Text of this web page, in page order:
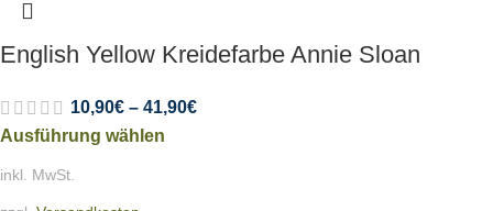
English Yellow Kreidefarbe Annie Sloan
10,90€ – 41,90€
Ausführung wählen
inkl. MwSt.